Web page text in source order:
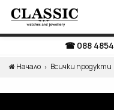
088
Начало Всички продукти